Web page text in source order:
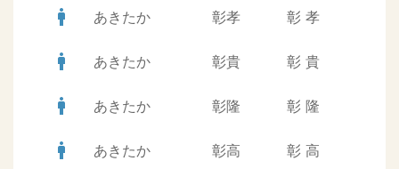
man あきたか 彰孝 彰 孝
man あきたか 彰貴 彰 貴
man あきたか 彰隆 彰 隆
man あきたか 彰高 彰 高